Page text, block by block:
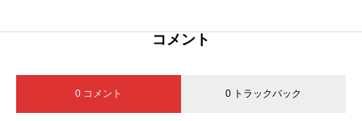
コメント
0 コメント 0 トラックバック